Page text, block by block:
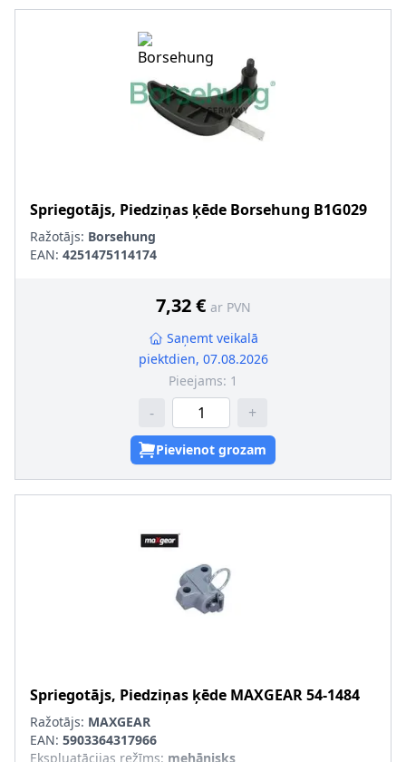
Spriegotājs, Piedziņas ķēde Borsehung B1G029
Ražotājs: Borsehung
EAN: 4251475114174
7,32 € ar PVN
Saņemt veikalā
piektdien, 07.08.2026
Pieejams: 1
- +
Pievienot grozam
Spriegotājs, Piedziņas ķēde MAXGEAR54-1484
Ražotājs: MAXGEAR
EAN: 5903364317966
Ekspluatācijas režīms: mehānisks